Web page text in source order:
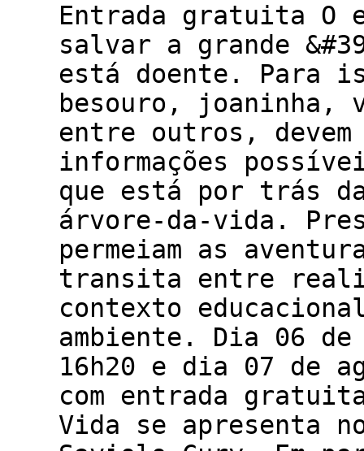
Entrada gratuita O
salvar a grande
está doente. Para
besouro, joaninha,
entre outros,
informações
que está por trás
árvore-da-vida.
permeiam as
transita entre
contexto
ambiente. Dia 06
16h20 e dia 07 de
com entrada
Vida se apresenta